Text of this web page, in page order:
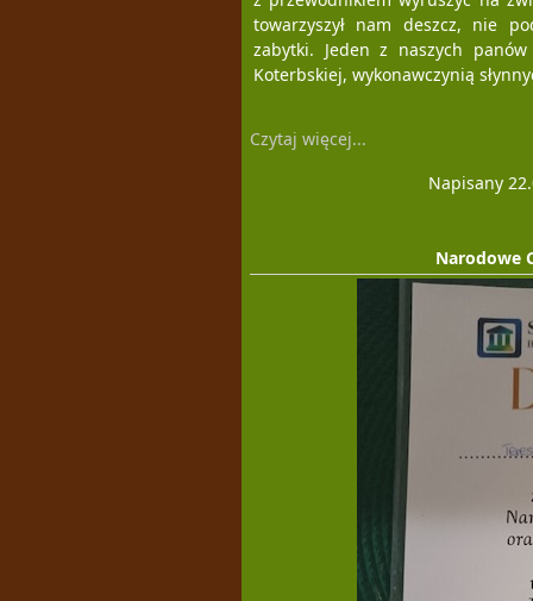
towarzyszył nam deszcz, nie
zabytki. Jeden z naszych
Koterbskiej, wykonawczynią
Czytaj więcej...
Napisany
Narodowe